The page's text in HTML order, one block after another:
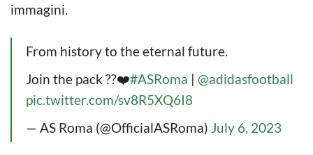
immagini.
From history to the eternal future.
Join the pack ??❤️#ASRoma | @adidasfootball
pic.twitter.com/sv8R5XQ6I8
— AS Roma (@OfficialASRoma) July 6, 2023